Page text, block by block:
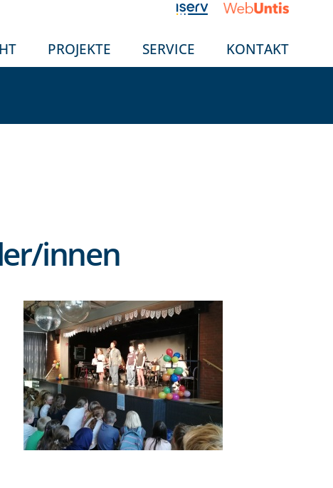
PROJEKTE SERVICE KONTAKT
innen